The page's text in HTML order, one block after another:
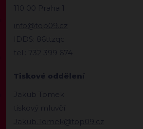
110 00 Praha 1
info@top09.cz
IDDS: 86ttzqc
tel.: 732 399 674
Tiskové oddělení
Jakub Tomek
tiskový mluvčí
Jakub.Tomek@top09.cz